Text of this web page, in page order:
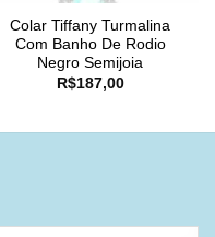
Colar Tiffany Turmalina
Com Banho De Rodio
Negro Semijoia
R$187,00